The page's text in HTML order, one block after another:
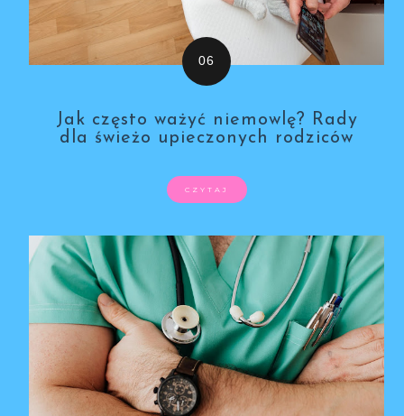
Jak często ważyć niemowlę? Rady
dla świeżo upieczonych rodziców
CZYTAJ